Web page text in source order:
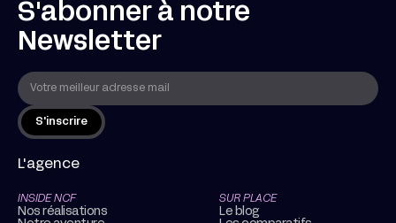
S'abonner à notre
Newsletter
L'agence
INSIDE NCF
Nos réalisations
SUR PLACE
Le blog